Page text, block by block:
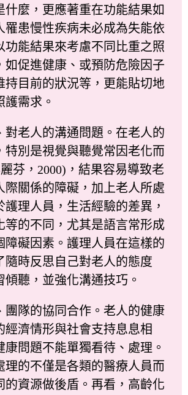
什麼，更應著重在功能結果如
罹患慢性疾病未必成為失能依
功能結果來考慮不同比重之照
如促進健康、或預防危險因子
持目前的狀況等，更能貼切地
護需求。
老人的溝通問題。在老人的
特別是視覺與聽覺常因老化而
芬，2000)，結果容易導致老
際關係的障礙，加上老人所處
護理人員，生活經驗的差異，
等的不同，尤其是語言常形成
障礙因素。護理人員在這樣的
隨時反思自己對老人的態度
傾聽，並強化溝通技巧。
隊的協同合作。老人的健康
經濟情形與社會支持息息相
康問題不能單獨看待、處理。
理的不僅是各類的醫療人員而
的資源做後盾。再看，高齡化